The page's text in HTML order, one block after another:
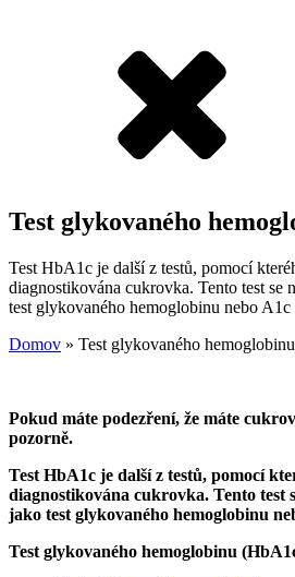
Test glykovaného
Test HbA1c je další z testů, pomocí
diagnostikována cukrovka. Tento test se
test glykovaného hemoglobinu nebo A1c
Domov » Test glykovaného
Pokud máte podezření, že máte
pozorně.
Test HbA1c je další z testů, pomocí
diagnostikována cukrovka. Tento test
jako test glykovaného hemoglobinu
Test glykovaného hemoglobinu